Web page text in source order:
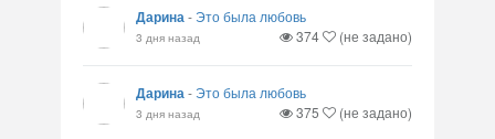
Дарина-Это была любовь
3 дня назад 374 (не задано)
Дарина-Это была любовь
3 дня назад 375 (не задано)